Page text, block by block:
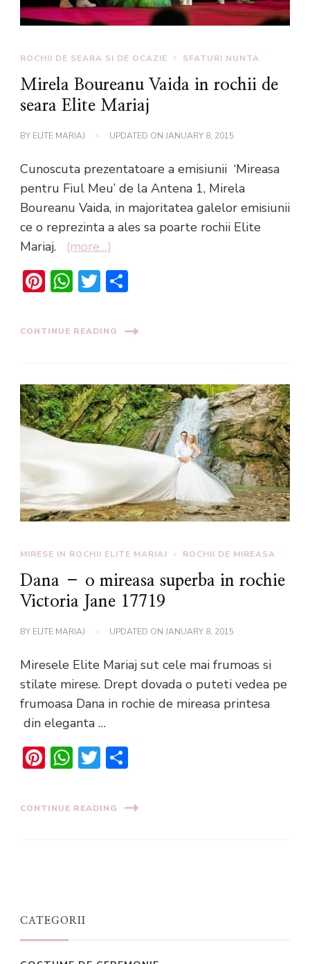
ROCHII DE SEARA SI DE OCAZIE SFATURI NUNTA
Mirela Boureanu Vaida in rochii de
seara Elite Mariaj
BY ELITE MARIAJ UPDATED ON JANUARY 8, 2015
Cunoscuta prezentatoare a emisiunii ‘Mireasa
pentru Fiul Meu’ de la Antena 1, Mirela
Boureanu Vaida, in majoritatea galelor emisiunii
ce o reprezinta a ales sa poarte rochii Elite
Mariaj. (more…)
Pinterest
WhatsApp
Twitter
CONTINUE READING
MIRESE IN ROCHII ELITE MARIAJ ROCHII DE MIREASA
Dana – o mireasa superba in rochie
Victoria Jane 17719
BY ELITE MARIAJ UPDATED ON JANUARY 8, 2015
Miresele Elite Mariaj sut cele mai frumoas si
stilate mirese. Drept dovada o puteti vedea pe
frumoasa Dana in rochie de mireasa printesa
din eleganta …
Pinterest
WhatsApp
Twitter
CONTINUE READING
CATEGORII